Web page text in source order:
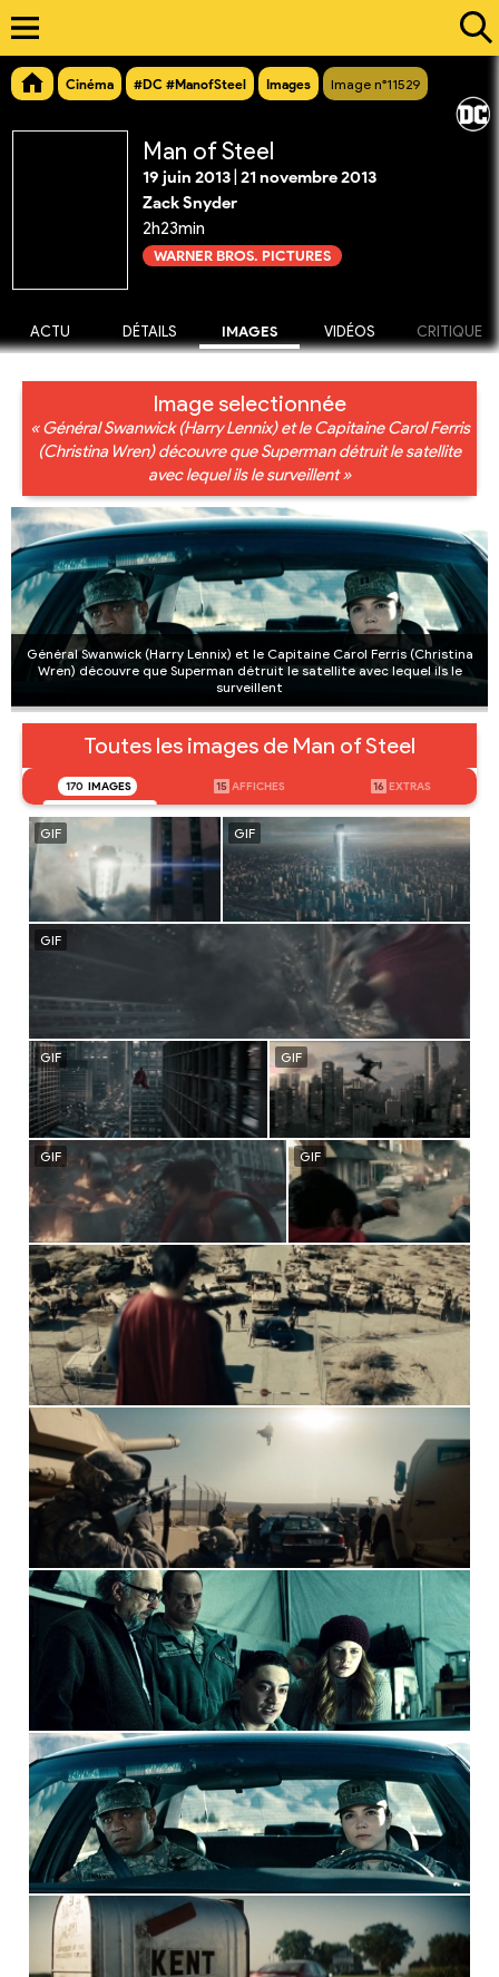
Cinéma #DC #ManofSteel Images Image n°11529
Man of Steel
19 juin 2013 21 novembre 2013
Zack Snyder
2h23min
WARNER BROS. PICTURES
ACTU DÉTAILS IMAGES VIDÉOS CRITIQUE
Image selectionnée
« Général Swanwick (Harry Lennix) et le Capitaine Carol Ferris
(Christina Wren) découvre que Superman détruit le satellite
avec lequel ils le surveillent »
Général Swanwick (Harry Lennix) et le Capitaine Carol Ferris (Christina
Wren) découvre que Superman détruit le satellite avec lequel ils le
surveillent
Toutes les images de Man of Steel
170 IMAGES 15 AFFICHES 16 EXTRAS